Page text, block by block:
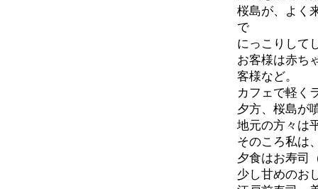
桜島が、よく
で
にっこりして
お客様は赤ち
客様など。
カフェで軽く
夕方、桜島が
地元の方々は
そのころ私は
夕食はお寿司
少し甘めのお